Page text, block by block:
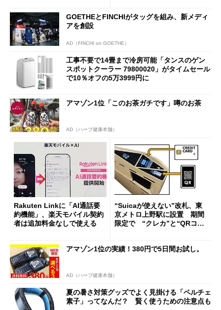
GOETHEとFINCHIがタッグを組み、新メディ
アを創設
AD（FINCHI on GOETHE）
工事不要で14畳まで冷房可能「タンスのゲン
スポットクーラー 79800020」がタイムセール
で10％オフの5万3999円に
アマゾン1位「このお茶ガチです」噂のお茶
AD（ハーブ健康本舗）
Rakuten Linkに「AI通話要
約機能」、楽天モバイル契約
者は追加料金なしで使える
“Suicaが使えない”改札、東
京メトロ上野駅に設置 期間
限定で “クレカ”と“QRコー
アマゾン1位の実績！380円で5日間お試し。
AD（ハーブ健康本舗）
夏の暑さ対策グッズでよく見掛ける「ペルチェ
素子」ってなんだ？ 賢く使うための注意点も